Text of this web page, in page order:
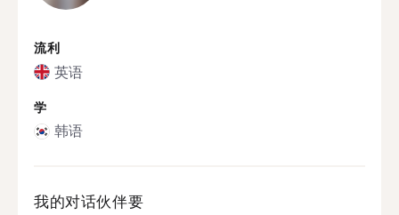
流利
英语
学
韩语
我的对话伙伴要